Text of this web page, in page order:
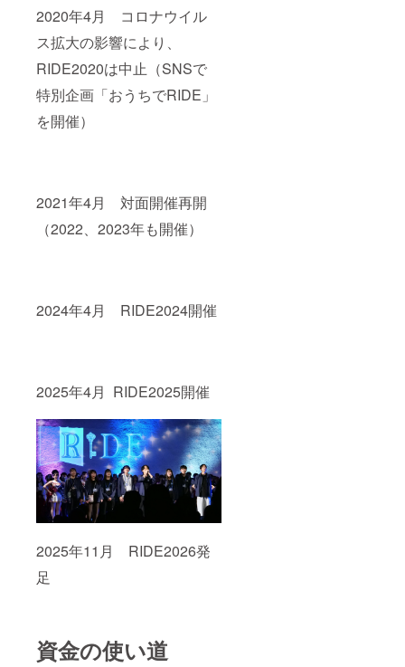
2020年4月 コロナウイル
ス拡大の影響により、
RIDE2020は中止（SNSで
特別企画「おうちでRIDE」
を開催）
2021年4月 対面開催再開
（2022、2023年も開催）
2024年4月 RIDE2024開催
2025年4月 RIDE2025開催
2025年11月 RIDE2026発
足
資金の使い道